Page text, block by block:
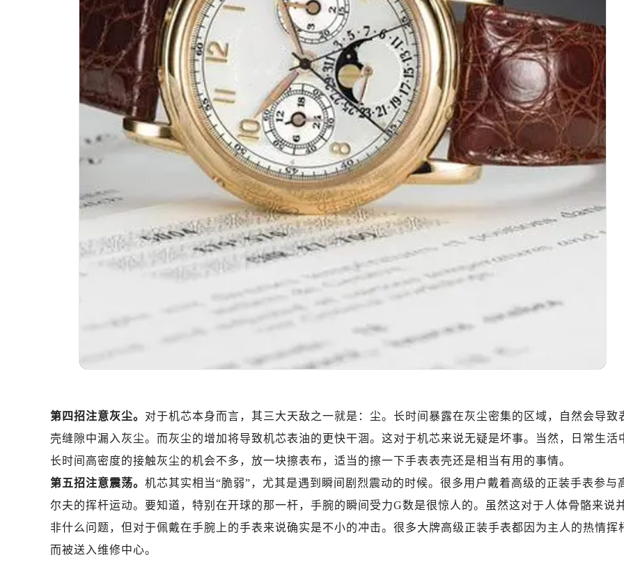
武汉市江汉区解放大道686号世界贸易大厦38层09室（需提前预约）
南宁市青秀区金湖路59号地王大厦12楼1224室（需提前预约）
合肥市蜀山区潜山路111号万象城华润大厦B座12楼03室（需提前预约）
泉州市丰泽区宝洲路729号浦西万达中心写字楼A座7楼709室（需提前预约）
青岛市南区山东路6号华润大厦B座22层04室（需提前预约）
烟台市芝罘区胜利路139号万达金融中心A座907室（需提前预约）
长春市朝阳区西安大路727号中银大厦A座(旺进大厦)18层09室（需提前预约）
贵阳市南明区都司高架桥路33号亨特国际金融中心14楼14D（需提前预约）
昆明市盘龙区北京路928号同德昆明广场写字楼10层06室（需提前预约）
石家庄市长安区中山东路39号勒泰中心写字楼B座13层07室（需提前预约）
西安市碑林区南关正街88号华侨城长安国际中心E座6楼10室（需提前预约）
海口市龙华区金贸东路5号海口华润大厦B座17层1707室（需提前预约）
唐山市路南区新华东道100号万达广场写字楼A座10层1002室（需提前预约）
台州市椒江区东海大道1800号腾达中心东1幢20楼2002室（需提前预约）
内蒙古自治区呼和浩特市玉泉区大学西街70号华润万象城写字楼（鄂尔多斯大厦）23层2326室（需提
甘肃省兰州市七里河区西津西路16号兰州中心写字楼21层2102室（需提前预约）
重庆市解放碑渝中区民权路28号英利国际金融中心写字楼20层01室（需提前预约）
黑龙江省大庆市萨尔图区会战大街劳力士售后服务中心（需提前预约）
黑龙江省鹤岗市向阳区红军路劳力士售后服务中心（需提前预约）
黑龙江省黑河市爱辉区中央街劳力士售后服务中心（需提前预约）
黑龙江省佳木斯市向阳区长安路劳力士售后服务中心（需提前预约）
黑龙江省牡丹江市东安区太平路劳力士售后服务中心（需提前预约）
黑龙江省双鸭山市尖山区新兴大街劳力士售后服务中心（需提前预约）
黑龙江省绥化市北林区新华街与康庄路交叉口劳力士售后服务中心（需提前预约）
黑龙江省伊春市伊美区通河路劳力士售后服务中心（需提前预约）
吉林省白城市洮北区明仁南街劳力士售后服务中心（需提前预约）
第四招注意灰尘。 对于机芯本身而言，其三大天敌之一就是：尘。长时间暴露在灰尘密集的区域，自然会导致
壳缝隙中漏入灰尘。而灰尘的增加将导致机芯表油的更快干涸。这对于机芯来说无疑是坏事。当然，日常生活
长时间高密度的接触灰尘的机会不多，放一块擦表布，适当的擦一下手表表壳还是相当有用的事情。
第五招注意震荡。 机芯其实相当“脆弱”，尤其是遇到瞬间剧烈震动的时候。很多用户戴着高级的正装手表参与
尔夫的挥杆运动。要知道，特别在开球的那一杆，手腕的瞬间受力G数是很惊人的。虽然这对于人体骨骼来说
非什么问题，但对于佩戴在手腕上的手表来说确实是不小的冲击。很多大牌高级正装手表都因为主人的热情挥
而被送入维修中心。